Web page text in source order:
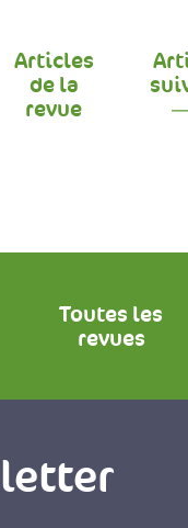
Articles
de la
revue
Toutes les
revues